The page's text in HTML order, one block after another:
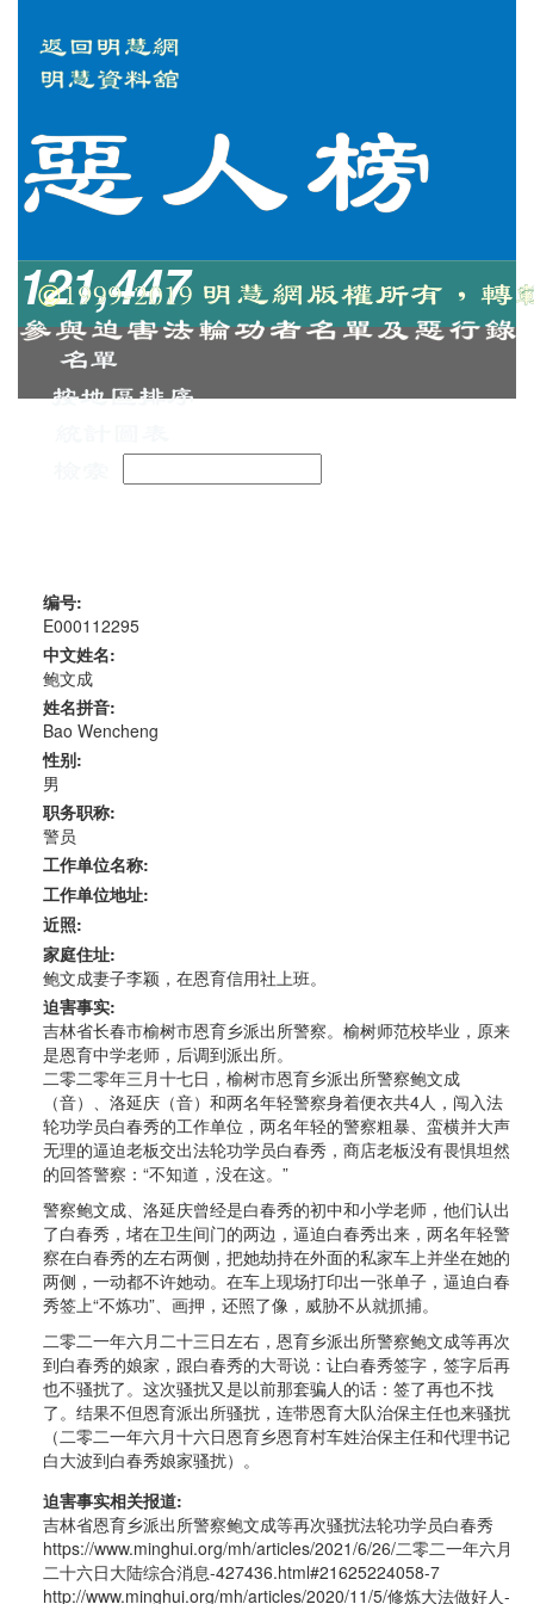
121,447
编号:
E000112295
中文姓名:
鲍文成
姓名拼音:
Bao Wencheng
性别:
男
职务职称:
警员
工作单位名称:
工作单位地址:
近照:
家庭住址:
鲍文成妻子李颖，在恩育信用社上班。
迫害事实:
吉林省长春市榆树市恩育乡派出所警察。榆树师范校毕业，原来
是恩育中学老师，后调到派出所。
二零二零年三月十七日，榆树市恩育乡派出所警察鲍文成
（音）、洛延庆（音）和两名年轻警察身着便衣共4人，闯入法
轮功学员白春秀的工作单位，两名年轻的警察粗暴、蛮横并大声
无理的逼迫老板交出法轮功学员白春秀，商店老板没有畏惧坦然
的回答警察：“不知道，没在这。”
警察鲍文成、洛延庆曾经是白春秀的初中和小学老师，他们认出
了白春秀，堵在卫生间门的两边，逼迫白春秀出来，两名年轻警
察在白春秀的左右两侧，把她劫持在外面的私家车上并坐在她的
两侧，一动都不许她动。在车上现场打印出一张单子，逼迫白春
秀签上“不炼功”、画押，还照了像，威胁不从就抓捕。
二零二一年六月二十三日左右，恩育乡派出所警察鲍文成等再次
到白春秀的娘家，跟白春秀的大哥说：让白春秀签字，签字后再
也不骚扰了。这次骚扰又是以前那套骗人的话：签了再也不找
了。结果不但恩育派出所骚扰，连带恩育大队治保主任也来骚扰
（二零二一年六月十六日恩育乡恩育村车姓治保主任和代理书记
白大波到白春秀娘家骚扰）。
迫害事实相关报道:
吉林省恩育乡派出所警察鲍文成等再次骚扰法轮功学员白春秀
https://www.minghui.org/mh/articles/2021/6/26/二零二一年六月
二十六日大陆综合消息-427436.html#21625224058-7
http://www.minghui.org/mh/articles/2020/11/5/修炼大法做好人-